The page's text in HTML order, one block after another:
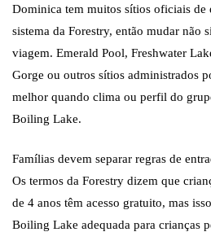
Dominica tem muitos sítios oficiais de
sistema da Forestry, então mudar não
viagem. Emerald Pool, Freshwater
Gorge ou outros sítios administrados
melhor quando clima ou perfil do
Boiling Lake.
Famílias devem separar regras de
Os termos da Forestry dizem que
de 4 anos têm acesso gratuito, mas
Boiling Lake adequada para crianças